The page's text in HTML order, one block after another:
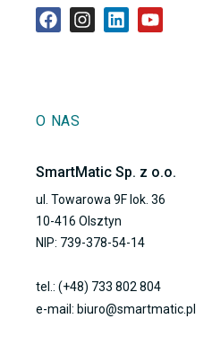
O NAS
SmartMatic Sp. z o.o.
ul. Towarowa 9F lok. 36
10-416 Olsztyn
NIP: 739-378-54-14
tel.: (+48) 733 802 804
e-mail: biuro@smartmatic.pl